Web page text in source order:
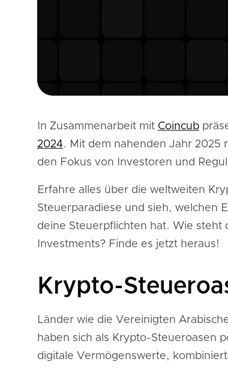
In Zusammenarbeit mit Coincub
2024. Mit dem nahenden Jahr 2025
den Fokus von Investoren und
Erfahre alles über die weltweiten
Steuerparadiese und sieh, welchen
deine Steuerpflichten hat. Wie steht
Investments? Finde es jetzt heraus!
Krypto-
Länder wie die Vereinigten
haben sich als Krypto-Steueroasen
digitale Vermögenswerte,